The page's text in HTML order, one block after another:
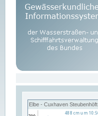
Elbe - Cuxhaven Steubenhöft